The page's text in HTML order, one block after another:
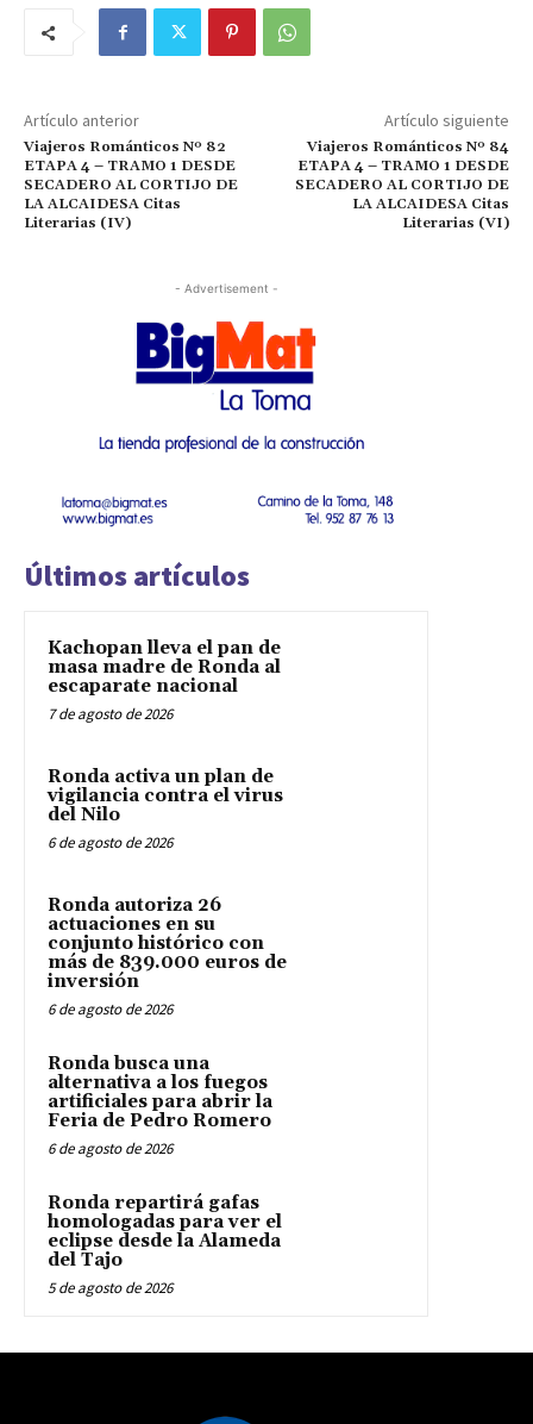
Artículo anterior
Viajeros Románticos Nº 82
ETAPA 4 – TRAMO 1 DESDE
SECADERO AL CORTIJO DE
LA ALCAIDESA Citas
Literarias (IV)
Artículo siguiente
Viajeros Románticos Nº 84
ETAPA 4 – TRAMO 1 DESDE
SECADERO AL CORTIJO DE
LA ALCAIDESA Citas
Literarias (VI)
- Advertisement -
Últimos artículos
Kachopan lleva el pan de
masa madre de Ronda al
escaparate nacional
7 de agosto de 2026
Ronda activa un plan de
vigilancia contra el virus
del Nilo
6 de agosto de 2026
Ronda autoriza 26
actuaciones en su
conjunto histórico con
más de 839.000 euros de
inversión
6 de agosto de 2026
Ronda busca una
alternativa a los fuegos
artificiales para abrir la
Feria de Pedro Romero
6 de agosto de 2026
Ronda repartirá gafas
homologadas para ver el
eclipse desde la Alameda
del Tajo
5 de agosto de 2026